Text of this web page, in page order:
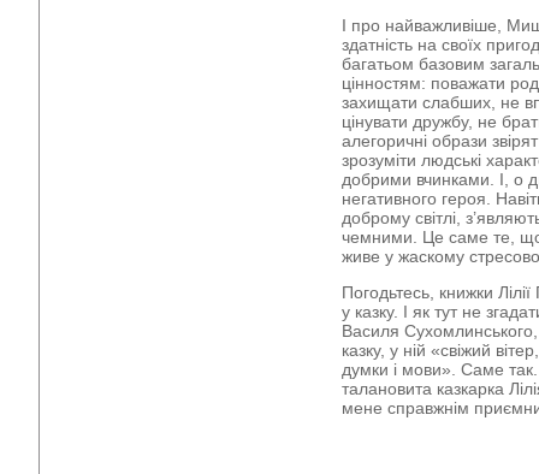
І про найважливіше,
здатність на своїх
багатьом базовим
цінностям: поважати
захищати слабших, не
цінувати дружбу, не
алегоричні образи
зрозуміти людські
добрими вчинками. І, о
негативного героя.
доброму світлі,
чемними. Це саме те, що
живе у жаскому
Погодьтесь, книжки
у казку. І як тут не
Василя
казку, у ній «свіжий
думки і мови». Саме
талановита казкарка
мене справжнім